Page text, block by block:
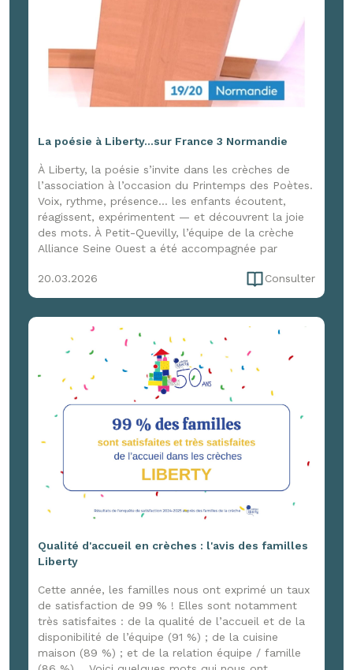
La poésie à Liberty...sur France 3 Normandie
À Liberty, la poésie s’invite dans les crèches de
l’association à l’occasion du Printemps des Poètes.
Voix, rythme, présence… les enfants écoutent,
réagissent, expérimentent — et découvrent la joie
des mots. À Petit-Quevilly, l’équipe de la crèche
Alliance Seine Ouest a été accompagnée par
immersion de trois jours, entre formation et
expérimentation, pour faire vivre la poésie dans le
France 3 Normandie, venu capter ces joyeux
moments ! Un reportage à retrouver ici :
www.youtube.com/watch?v=G4DpxNk84jg
20.03.2026 Consulter
Qualité d'accueil en crèches : l'avis des familles
Liberty
Cette année, les familles nous ont exprimé un taux
de satisfaction de 99 % ! Elles sont notamment
très satisfaites : de la qualité de l’accueil et de la
disponibilité de l’équipe (91 %) ; de la cuisine
maison (89 %) ; et de la relation équipe / famille